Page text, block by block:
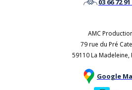
03 66 72
AMC
79 rue du Pré
59110 La Madeleine,
Google